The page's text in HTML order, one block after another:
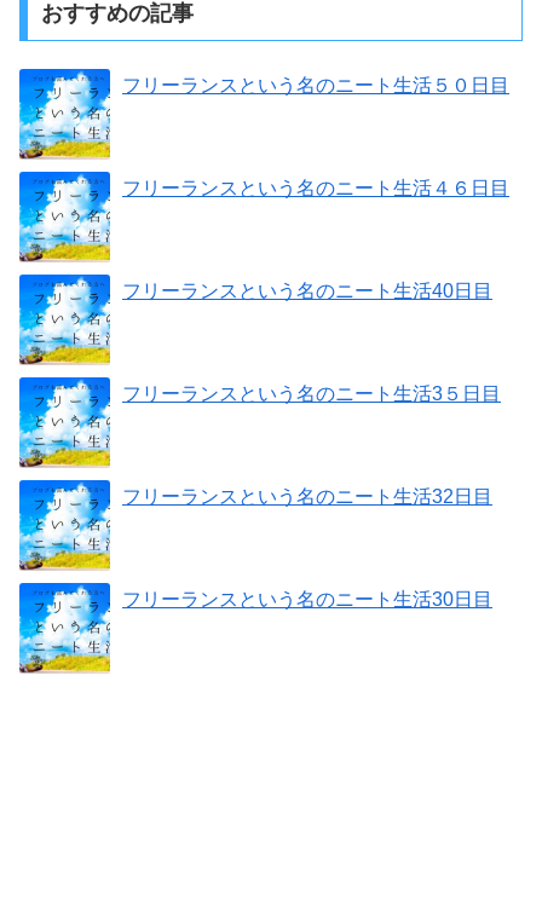
おすすめの記事
フリーランスという名のニート生活５０日目
フリーランスという名のニート生活４６日目
フリーランスという名のニート生活40日目
フリーランスという名のニート生活3５日目
フリーランスという名のニート生活32日目
フリーランスという名のニート生活30日目